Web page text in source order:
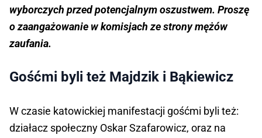
wyborczych przed potencjalnym oszustwem. Proszę
o zaangażowanie w komisjach ze strony mężów
zaufania.
Gośćmi byli też Majdzik i Bąkiewicz
W czasie katowickiej manifestacji gośćmi byli też:
działacz społeczny Oskar Szafarowicz, oraz na